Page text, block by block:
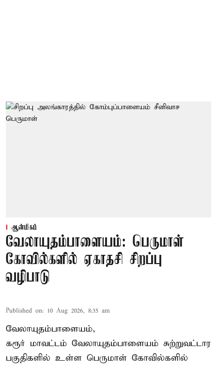
ஆன்மிகம்
வேலாயுதம்பாளையம்: பெருமாள்
கோவில்களில் ஏகாதசி சிறப்பு
வழிபாடு
Published on: 10 Aug 2026, 8:35 am
வேலாயுதம்பாளையம்,
கரூர் மாவட்டம் வேலாயுதம்பாளையம் சுற்றுவட்டார
பகுதிகளில் உள்ள பெருமாள் கோவில்களில்